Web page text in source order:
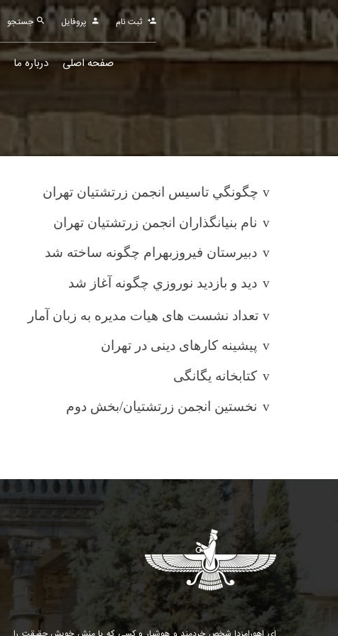
جستجو پروفایل ثبت نام
صفحه اصلی درباره ما
v چگونگي تاسيس انجمن زرتشتيان تهران
v نام بنيانگذاران انجمن زرتشتيان تهران
v دبيرستان فيروزبهرام چگونه ساخته شد
v ديد و بازديد نوروزي چگونه آغاز شد
v تعداد نشست های هیات مدیره به زبان آمار
v پیشینه کارهای دینی در تهران
v کتابخانه یگانگی
v نخستین انجمن زرتشتیان/بخش دوم